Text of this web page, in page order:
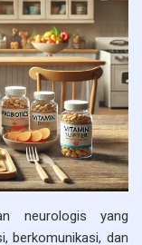
neurologis yang
berkomunikasi, dan